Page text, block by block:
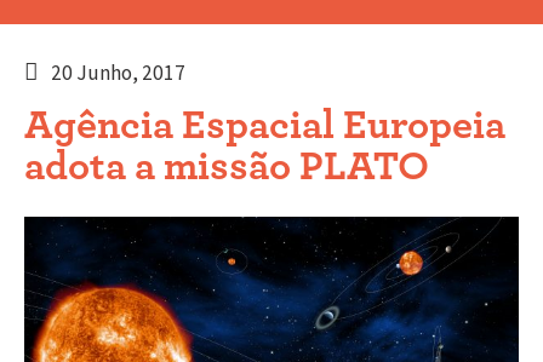
20 Junho, 2017
Agência Espacial Europeia
adota a missão PLATO